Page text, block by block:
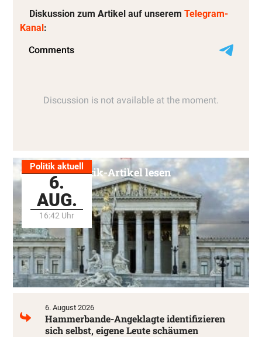
Diskussion zum Artikel auf unserem Telegram-
Kanal:
Politik aktuell
6.
AUG.
16:42 Uhr
Alle Politik-Artikel lesen
6. August 2026
Hammerbande-Angeklagte identifizieren
sich selbst, eigene Leute schäumen